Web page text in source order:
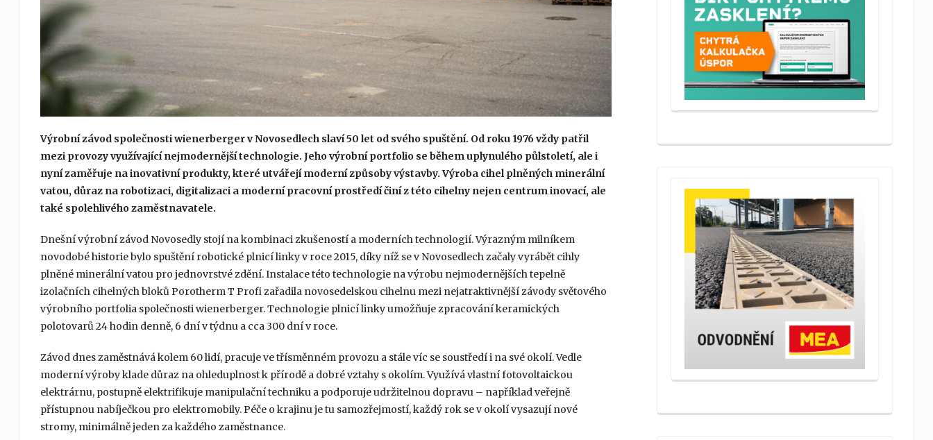
Výrobní závod společnosti wienerberger v Novosedlech slaví 50 let od svého spuštění. Od roku 1976 vždy patřil
mezi provozy využívající nejmodernější technologie. Jeho výrobní portfolio se během uplynulého půlstoletí, ale i
nyní zaměřuje na inovativní produkty, které utvářejí moderní způsoby výstavby. Výroba cihel plněných minerální
vatou, důraz na robotizaci, digitalizaci a moderní pracovní prostředí činí z této cihelny nejen centrum inovací, ale
také spolehlivého zaměstnavatele.
Dnešní výrobní závod Novosedly stojí na kombinaci zkušeností a moderních technologií. Výrazným milníkem
novodobé historie bylo spuštění robotické plnicí linky v roce 2015, díky níž se v Novosedlech začaly vyrábět cihly
plněné minerální vatou pro jednovrstvé zdění. Instalace této technologie na výrobu nejmodernějších tepelně
izolačních cihelných bloků Porotherm T Profi zařadila novosedelskou cihelnu mezi nejatraktivnější závody světového
výrobního portfolia společnosti wienerberger. Technologie plnicí linky umožňuje zpracování keramických
polotovarů 24 hodin denně, 6 dní v týdnu a cca 300 dní v roce.
Závod dnes zaměstnává kolem 60 lidí, pracuje ve třísměnném provozu a stále víc se soustředí i na své okolí. Vedle
moderní výroby klade důraz na ohleduplnost k přírodě a dobré vztahy s okolím. Využívá vlastní fotovoltaickou
elektrárnu, postupně elektrifikuje manipulační techniku a podporuje udržitelnou dopravu – například veřejně
přístupnou nabíječkou pro elektromobily. Péče o krajinu je tu samozřejmostí, každý rok se v okolí vysazují nové
stromy, minimálně jeden za každého zaměstnance.